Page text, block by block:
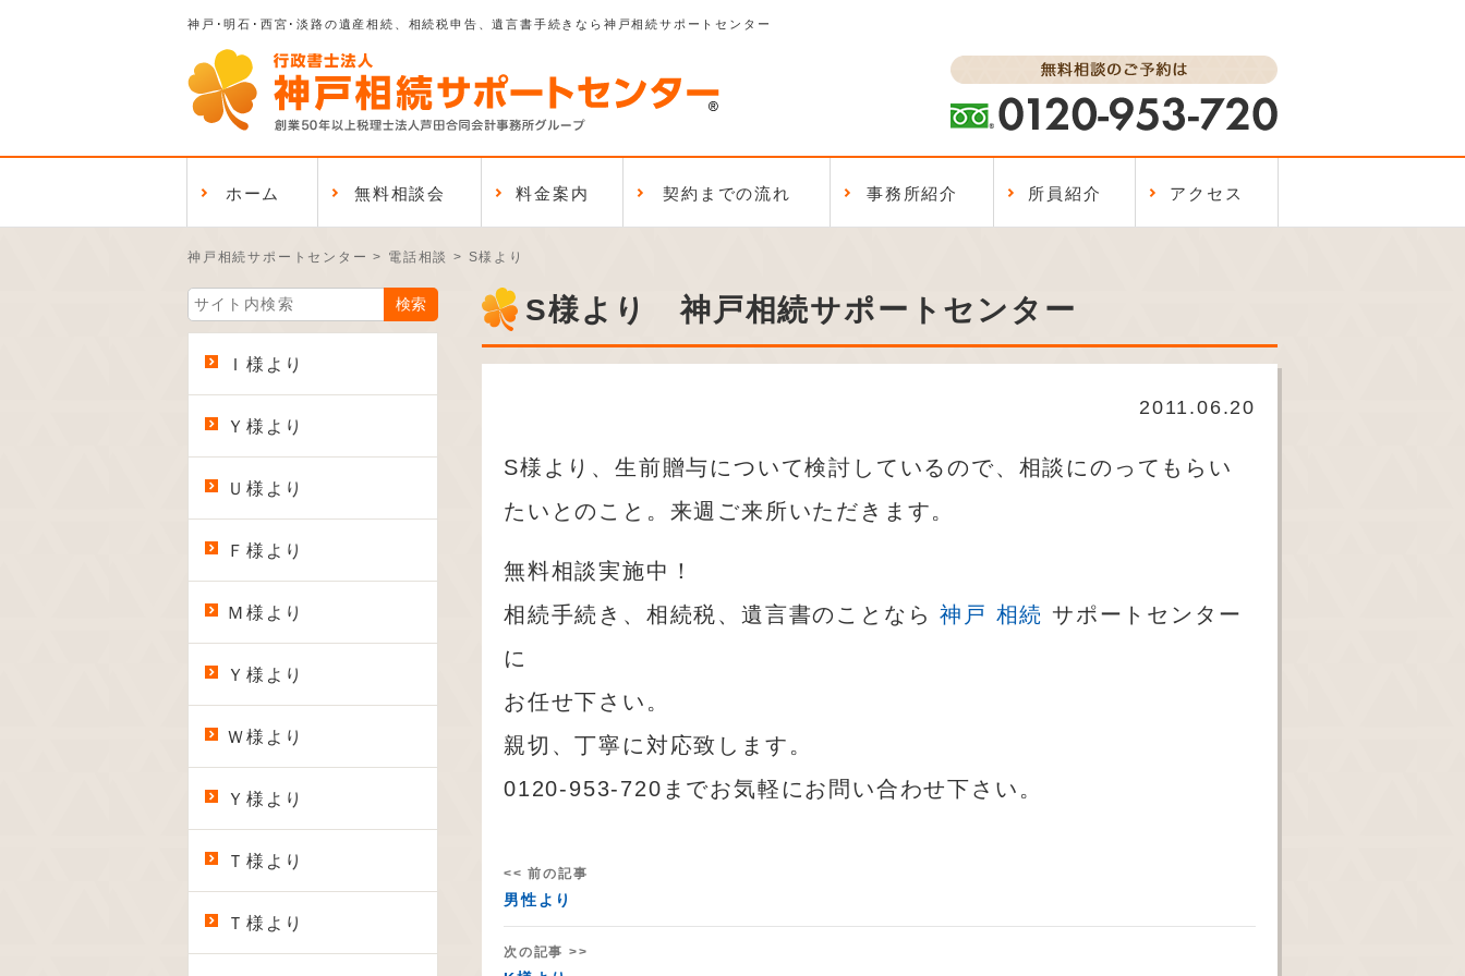
神戸･明石･西宮･淡路の遺産相続、相続税申告、遺言書手続きなら神戸相続サポートセンター
ホーム 無料相談会 料金案内 契約までの流れ 事務所紹介 所員紹介 アクセス
神戸相続サポートセンター > 電話相談 > S様より
S様より 神戸相続サポートセンター
2011.06.20
S様より、生前贈与について検討しているので、相談にのってもらい
たいとのこと。来週ご来所いただきます。
無料相談実施中！
相続手続き、相続税、遺言書のことなら神戸 相続 サポートセンター
に
お任せ下さい。
親切、丁寧に対応致します。
0120-953-720までお気軽にお問い合わせ下さい。
<< 前の記事
男性より
次の記事 >>
Ｉ様より
Ｙ様より
Ｕ様より
Ｆ様より
Ｍ様より
Ｙ様より
Ｗ様より
Ｙ様より
Ｔ様より
Ｔ様より